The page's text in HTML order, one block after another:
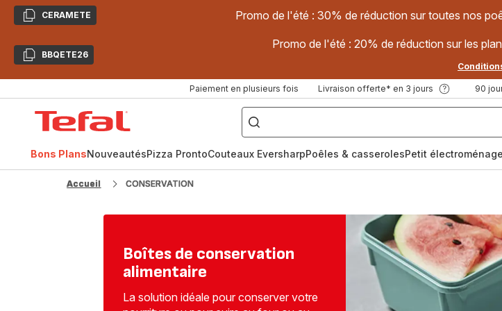
CopierCERAMETE Promo de l'été : 30% de réduction sur toutes nos
CopierBBQETE26
Promo de l'été : 20% de réduction sur les
Paiement en plusieurs fois Livraison offerte* en 3 jours 90
["Poêles
inox,
Cake
Factory,
Bons PlansNouveautésPizza ProntoCouteaux EversharpPoêles & casserolesPetit
Accueil CONSERVATION
Boîtes de conservation
alimentaire
La solution idéale pour conserver votre